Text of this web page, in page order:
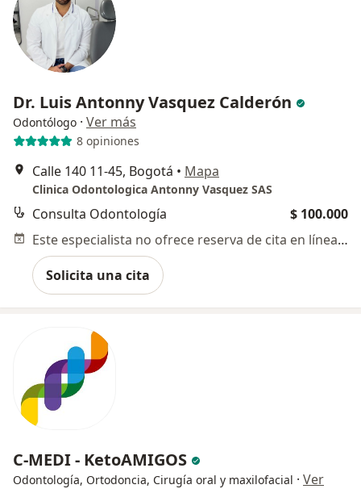
Dr. Luis Antonny Vasquez Calderón
Odontólogo · Ver más
8 opiniones
Calle 140 11-45, Bogotá • Mapa
Clinica Odontologica Antonny Vasquez SAS
Consulta Odontología
$ 100.000
Este especialista no ofrece reserva de cita en línea en esta dirección.
Solicita una cita
C-MEDI - KetoAMIGOS
Odontología, Ortodoncia, Cirugía oral y maxilofacial · Ver